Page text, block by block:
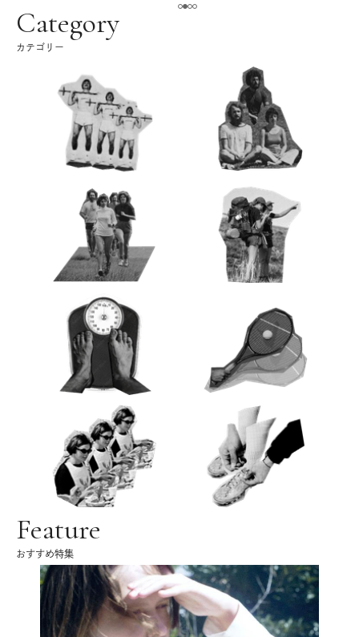
Category
カテゴリー
Feature
おすすめ特集